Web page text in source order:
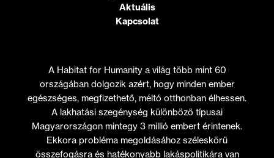
Aktuális
Kapcsolat
A Habitat for Humanity a világ több mint 60
országában dolgozik azért, hogy minden ember
egészséges, megfizethető, méltó otthonban élhessen.
A lakhatási szegénység különböző típusai
Magyarországon mintegy 3 millió embert érintenek.
Ekkora probléma megoldásához széleskörű
összefogásra és hatékonyabb lakáspolitikára van